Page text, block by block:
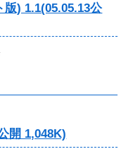
) 1.1(05.05.13公
開 1,048K)